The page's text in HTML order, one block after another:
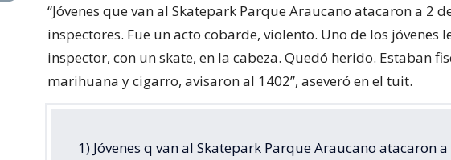
“Jóvenes que van al Skatepark Parque Araucano atacaron a 2
inspectores. Fue un acto cobarde, violento. Uno de los jóvenes
inspector, con un skate, en la cabeza. Quedó herido. Estaban
marihuana y cigarro, avisaron al 1402”, aseveró en el tuit.
1) Jóvenes q van al Skatepark Parque Araucano atacaron